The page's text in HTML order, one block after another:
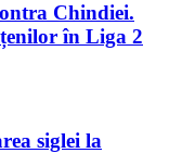
Chindiei.
în Liga 2
siglei la